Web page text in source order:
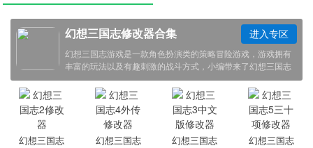
幻想三国志修改器合集
幻想三国志游戏是一款角色扮演类的策略冒险游戏，游戏拥有
丰富的玩法以及有趣刺激的战斗方式，小编带来了幻想三国志
的修改器，支持幻想三国志的全版本，感兴趣的小伙伴欢迎点
击下载体验！
进入专区
幻想三国志
幻想三国志
幻想三国志
幻想三国志